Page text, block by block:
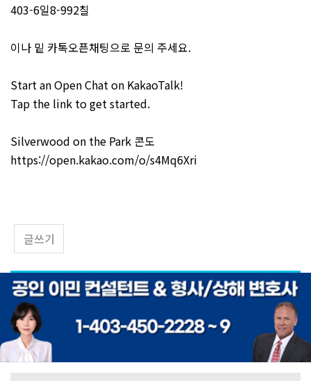
403-6일8-992칠
이나 밑 카톡오픈채팅으로 문의 주세요.
Start an Open Chat on KakaoTalk!
Tap the link to get started.
Silverwood on the Park 콘도
https://open.kakao.com/o/s4Mq6Xri
글쓰기